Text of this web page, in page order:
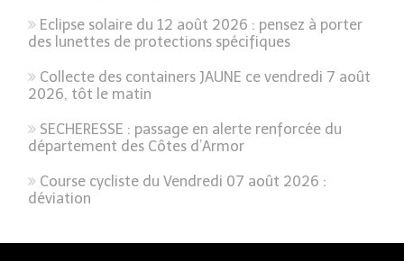
Eclipse solaire du 12 août 2026 : pensez à porter
des lunettes de protections spécifiques
Collecte des containers JAUNE ce vendredi 7 août
2026, tôt le matin
SECHERESSE : passage en alerte renforcée du
département des Côtes d’Armor
Course cycliste du Vendredi 07 août 2026 :
déviation